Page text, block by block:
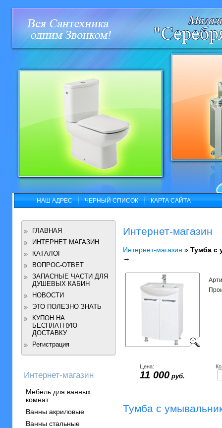
НАШ АДРЕС ЧЕРНЫЙ СПИСОК КАРТА САЙТА
ГЛАВНАЯ
ИНТЕРНЕТ МАГАЗИН
КАТАЛОГ
ВОПРОС-ОТВЕТ
ЗАПАСНЫЕ ЧАСТИ ДЛЯ
ДУШЕВЫХ КАБИН
НОВОСТИ
ЭТО ПОЛЕЗНО ЗНАТЬ
КУПОН НА
БЕСПЛАТНУЮ
ДОСТАВКУ
Регистрация
Интернет-магазин
Мебель для ванных
комнат
Ванны акриловые
Ванны стальные
Интернет-магазин
Интернет-магазин » Тумба с
→
Цена:
11 000руб.
Тумба с